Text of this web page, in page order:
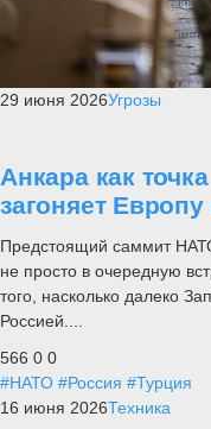
29 июня 2026Угрозы
Анкара как
загоняет
Предстоящий саммит
не просто в очередную
того, насколько далеко
Россией....
566 0 0
#НАТО #Россия #Турция
16 июня 2026Техника